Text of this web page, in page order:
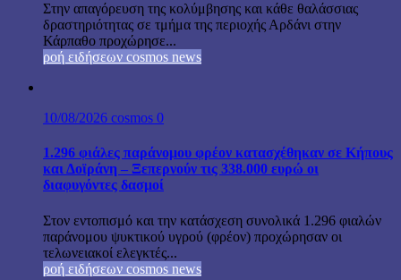
Στην απαγόρευση της κολύμβησης και κάθε θαλάσσιας
δραστηριότητας σε τμήμα της περιοχής Αρδάνι στην
Κάρπαθο προχώρησε...
ροή ειδήσεων cosmos news
10/08/2026 cosmos 0
1.296 φιάλες παράνομου φρέον κατασχέθηκαν σε Κήπους
και Δοϊράνη – Ξεπερνούν τις 338.000 ευρώ οι
διαφυγόντες δασμοί
Στον εντοπισμό και την κατάσχεση συνολικά 1.296 φιαλών
παράνομου ψυκτικού υγρού (φρέον) προχώρησαν οι
τελωνειακοί ελεγκτές...
ροή ειδήσεων cosmos news